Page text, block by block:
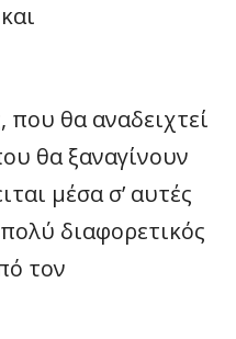
που θα αναδειχτεί
θα ξαναγίνουν
μέσα σ’ αυτές
διαφορετικός
τον